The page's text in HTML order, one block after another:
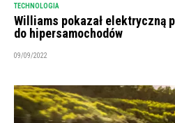
TECHNOLOGIA
Williams pokazał elektryczną
do hipersamochodów
09/09/2022